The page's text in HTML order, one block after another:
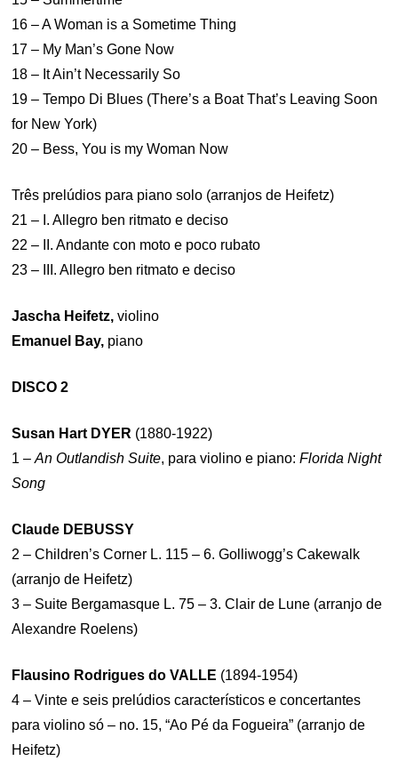
16 – A Woman is a Sometime Thing
17 – My Man’s Gone Now
18 – It Ain’t Necessarily So
19 – Tempo Di Blues (There’s a Boat That’s Leaving Soon
for New York)
20 – Bess, You is my Woman Now
Três prelúdios para piano solo (arranjos de Heifetz)
21 – I. Allegro ben ritmato e deciso
22 – II. Andante con moto e poco rubato
23 – III. Allegro ben ritmato e deciso
Jascha Heifetz,violino
Emanuel Bay, piano
DISCO 2
Susan Hart DYER (1880-1922)
1 –An Outlandish Suite, para violino e piano: Florida Night
Song
Claude DEBUSSY
2 – Children’s Corner L. 115 – 6. Golliwogg’s Cakewalk
(arranjo de Heifetz)
3 – Suite Bergamasque L. 75 – 3. Clair de Lune (arranjo de
Alexandre Roelens)
Flausino Rodrigues do VALLE (1894-1954)
4 – Vinte e seis prelúdios característicos e concertantes
para violino só – no. 15, “Ao Pé da Fogueira” (arranjo de
Heifetz)